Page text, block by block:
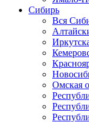
Сибирь
Вся
Омская